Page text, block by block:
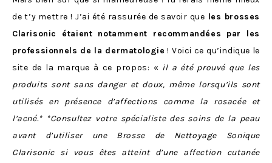
de t’y mettre ! J’ai été rassurée de savoir que les brosses
Clarisonic étaient notamment recommandées par les
professionnels de la dermatologie ! Voici ce qu’indique le
site de la marque à ce propos: « il a été prouvé que les
produits sont sans danger et doux, même lorsqu’ils sont
utilisés en présence d’affections comme la rosacée et
l’acné.* *Consultez votre spécialiste des soins de la peau
avant d’utiliser une Brosse de Nettoyage Sonique
Clarisonic si vous êtes atteint d’une affection cutanée